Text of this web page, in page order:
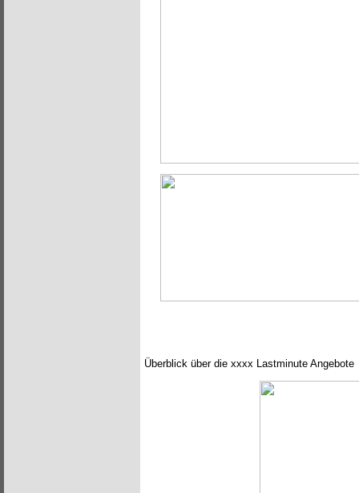
Überblick über die xxxx Lastminute Angebote